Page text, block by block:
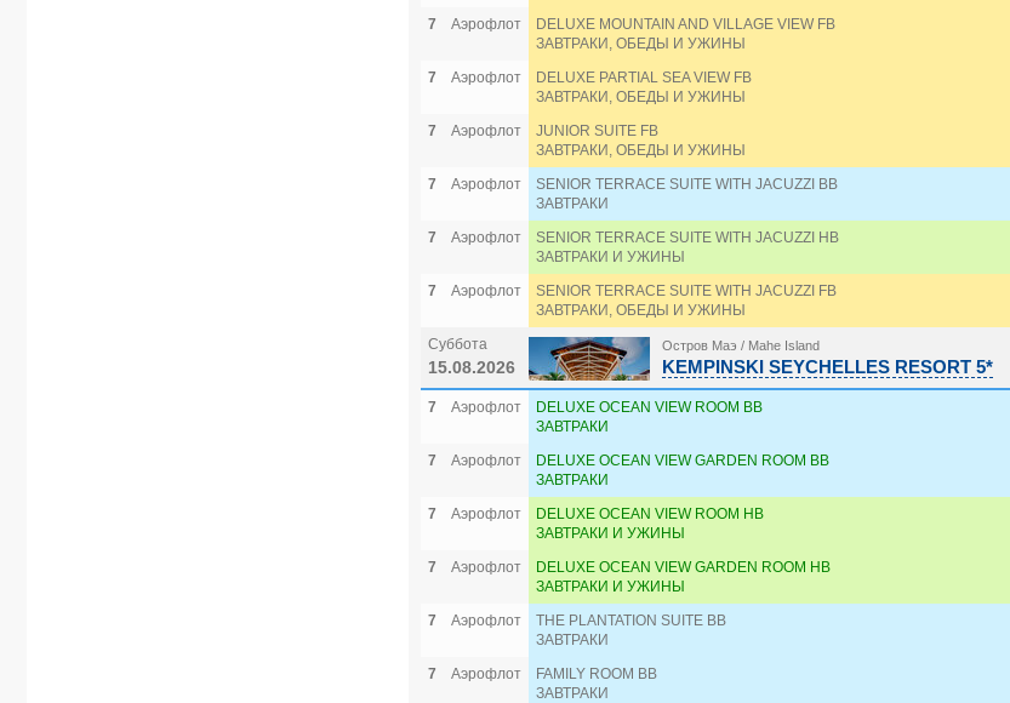
7 Аэрофлот
DELUXE MOUNTAIN AND VILLAGE VIEW FB
ЗАВТРАКИ, ОБЕДЫ И УЖИНЫ
7 Аэрофлот
DELUXE PARTIAL SEA VIEW FB
ЗАВТРАКИ, ОБЕДЫ И УЖИНЫ
7 Аэрофлот
JUNIOR SUITE FB
ЗАВТРАКИ, ОБЕДЫ И УЖИНЫ
7 Аэрофлот
SENIOR TERRACE SUITE WITH JACUZZI BB
ЗАВТРАКИ
7 Аэрофлот
SENIOR TERRACE SUITE WITH JACUZZI HB
ЗАВТРАКИ И УЖИНЫ
7 Аэрофлот
SENIOR TERRACE SUITE WITH JACUZZI FB
ЗАВТРАКИ, ОБЕДЫ И УЖИНЫ
Суббота
15.08.2026
Остров Маэ / Mahe Island
KEMPINSKI SEYCHELLES RESORT 5*
7 Аэрофлот
DELUXE OCEAN VIEW ROOM BB
ЗАВТРАКИ
7 Аэрофлот
DELUXE OCEAN VIEW GARDEN ROOM BB
ЗАВТРАКИ
7 Аэрофлот
DELUXE OCEAN VIEW ROOM HB
ЗАВТРАКИ И УЖИНЫ
7 Аэрофлот
DELUXE OCEAN VIEW GARDEN ROOM HB
ЗАВТРАКИ И УЖИНЫ
7 Аэрофлот
THE PLANTATION SUITE BB
ЗАВТРАКИ
7 Аэрофлот
FAMILY ROOM BB
ЗАВТРАКИ